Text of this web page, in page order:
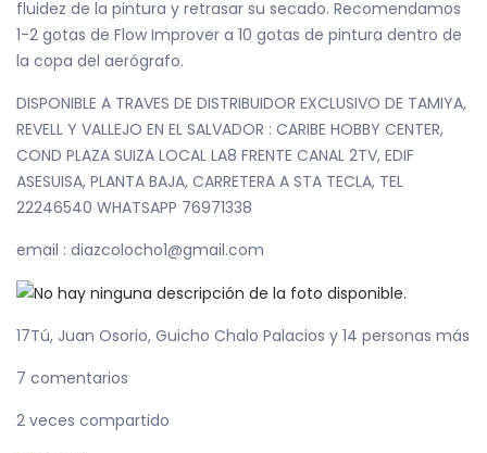
fluidez de la pintura y retrasar su secado. Recomendamos
1-2 gotas de Flow Improver a 10 gotas de pintura dentro de
la copa del aerógrafo.
DISPONIBLE A TRAVES DE DISTRIBUIDOR EXCLUSIVO DE TAMIYA,
REVELL Y VALLEJO EN EL SALVADOR : CARIBE HOBBY CENTER,
COND PLAZA SUIZA LOCAL LA8 FRENTE CANAL 2TV, EDIF
ASESUISA, PLANTA BAJA, CARRETERA A STA TECLA, TEL
22246540 WHATSAPP 76971338
email : diazcolocho1@gmail.com
17Tú, Juan Osorio, Guicho Chalo Palacios y 14 personas más
7 comentarios
2 veces compartido